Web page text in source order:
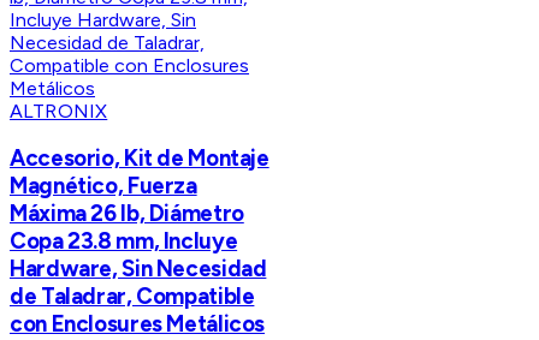
ALTRONIX
Accesorio, Kit de Montaje
Magnético, Fuerza
Máxima 26 lb, Diámetro
Copa 23.8 mm, Incluye
Hardware, Sin Necesidad
de Taladrar, Compatible
con Enclosures Metálicos